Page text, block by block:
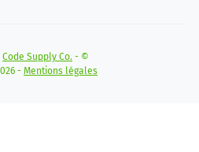
Code Supply Co. - ©
- Mentions légales